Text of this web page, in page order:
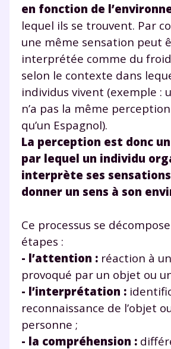
en fonction de
lequel ils se trouvent. Par
une même sensation peut
interprétée comme du
selon le contexte dans
individus vivent (exemple :
n’a pas la même
qu’un Espagnol).
La perception est donc
par lequel un individu
interprète ses
donner un sens à son
Ce processus se
étapes :
- l’attention : réaction à
provoqué par un objet ou
- l’interprétation :
reconnaissance de l’objet
personne ;
- la compréhension :